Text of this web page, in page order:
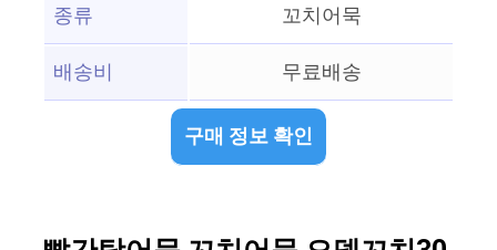
종류
꼬치어묵
배송비
무료배송
구매 정보 확인